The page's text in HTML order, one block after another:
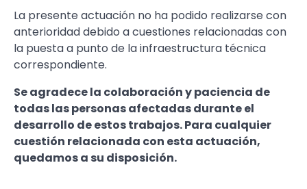
La presente actuación no ha podido realizarse con
anterioridad debido a cuestiones relacionadas con
la puesta a punto de la infraestructura técnica
correspondiente.
Se agradece la colaboración y paciencia de
todas las personas afectadas durante el
desarrollo de estos trabajos. Para cualquier
cuestión relacionada con esta actuación,
quedamos a su disposición.